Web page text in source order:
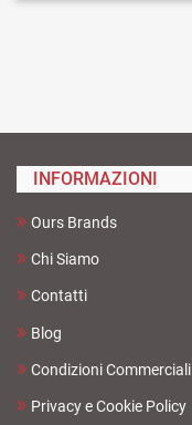
INFORMAZIONI
Ours Brands
Chi Siamo
Contatti
Blog
Condizioni Commerciali
Privacy e Cookie Policy